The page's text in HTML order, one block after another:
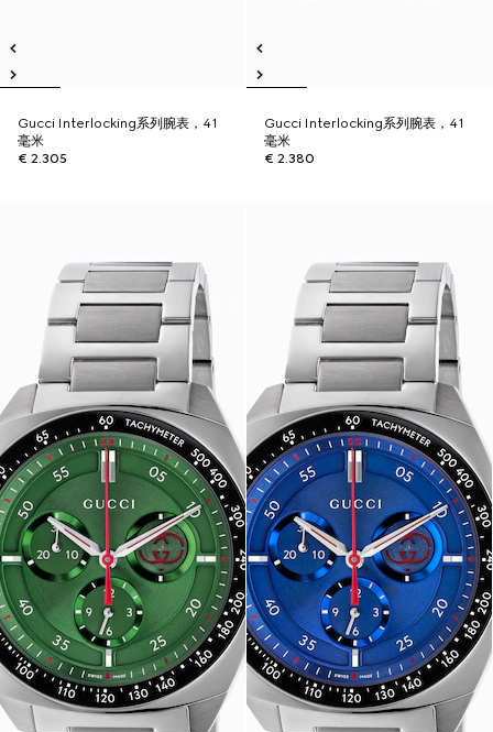
Gucci Interlocking系列腕表，41
毫米
€ 2.305
Gucci Interlocking系列腕表，41
毫米
€ 2.380